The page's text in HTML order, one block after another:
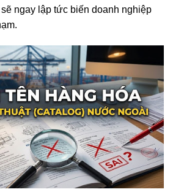
ngay lập tức biến doanh nghiệp